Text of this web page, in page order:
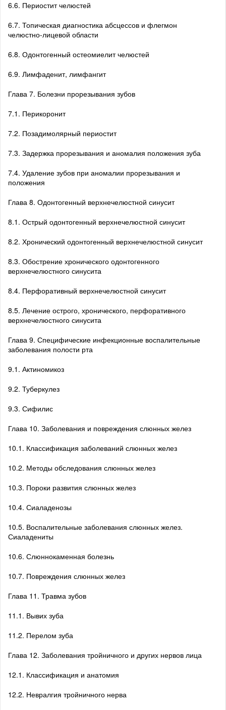
6.6. Периостит челюстей
6.7. Топическая диагностика абсцессов и флегмон
челюстно-лицевой области
6.8. Одонтогенный остеомиелит челюстей
6.9. Лимфаденит, лимфангит
Глава 7. Болезни прорезывания зубов
7.1. Перикоронит
7.2. Позадимолярный периостит
7.3. Задержка прорезывания и аномалия положения зуба
7.4. Удаление зубов при аномалии прорезывания и
положения
Глава 8. Одонтогенный верхнечелюстной синусит
8.1. Острый одонтогенный верхнечелюстной синусит
8.2. Хронический одонтогенный верхнечелюстной синусит
8.3. Обострение хронического одонтогенного
верхнечелюстного синусита
8.4. Перфоративный верхнечелюстной синусит
8.5. Лечение острого, хронического, перфоративного
верхнечелюстного синусита
Глава 9. Специфические инфекционные воспалительные
заболевания полости рта
9.1. Актиномикоз
9.2. Туберкулез
9.3. Сифилис
Глава 10. Заболевания и повреждения слюнных желез
10.1. Классификация заболеваний слюнных желез
10.2. Методы обследования слюнных желез
10.3. Пороки развития слюнных желез
10.4. Сиаладенозы
10.5. Воспалительные заболевания слюнных желез.
Сиаладениты
10.6. Слюннокаменная болезнь
10.7. Повреждения слюнных желез
Глава 11. Травма зубов
11.1. Вывих зуба
11.2. Перелом зуба
Глава 12. Заболевания тройничного и других нервов лица
12.1. Классификация и анатомия
12.2. Невралгия тройничного нерва